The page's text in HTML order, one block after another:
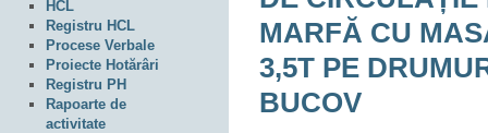
MARFĂ CU
3,5T PE
BUCOV
HCL
Registru HCL
Procese Verbale
Proiecte Hotărâri
Registru PH
Rapoarte de
activitate